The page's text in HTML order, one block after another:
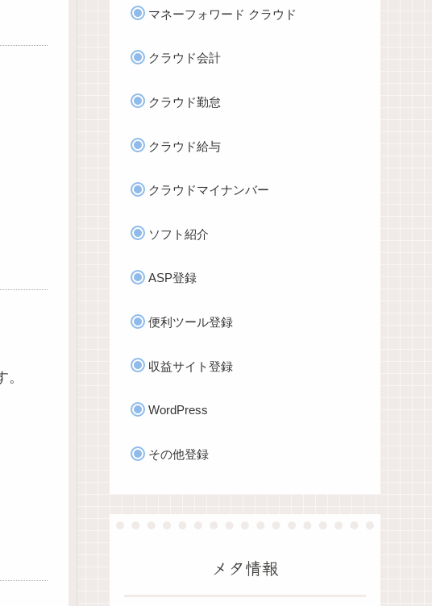
マネーフォワード クラウド
クラウド会計
クラウド勤怠
クラウド給与
クラウドマイナンバー
ソフト紹介
ASP登録
便利ツール登録
収益サイト登録
WordPress
その他登録
メタ情報